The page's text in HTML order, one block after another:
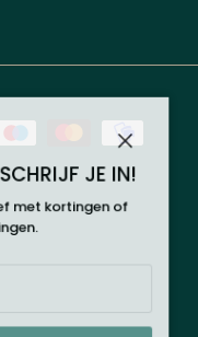
JE IN!
met kortingen of